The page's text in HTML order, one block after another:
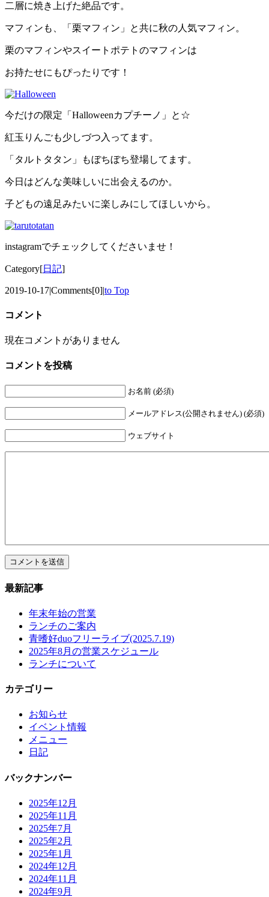
二層に焼き上げた絶品です。
マフィンも、「栗マフィン」と共に秋の人気マフィン。
栗のマフィンやスイートポテトのマフィンは
お持たせにもぴったりです！
今だけの限定「Halloweenカプチーノ」と☆
紅玉りんごも少しづつ入ってます。
「タルトタタン」もぼちぼち登場してます。
今日はどんな美味しいに出会えるのか。
子どもの遠足みたいに楽しみにしてほしいから。
instagramでチェックしてくださいませ！
Category[日記]
2019-10-17|Comments[0]|to Top
コメント
現在コメントがありません
コメントを投稿
お名前 (必須)
メールアドレス(公開されません) (必須)
ウェブサイト
最新記事
年末年始の営業
ランチのご案内
青嗜好duoフリーライブ(2025.7.19)
2025年8月の営業スケジュール
ランチについて
カテゴリー
お知らせ
イベント情報
メニュー
日記
バックナンバー
2025年12月
2025年11月
2025年7月
2025年2月
2025年1月
2024年12月
2024年11月
2024年9月